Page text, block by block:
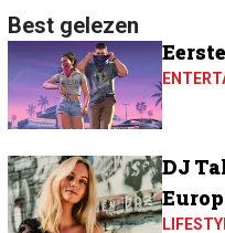
Best gelezen
DJ